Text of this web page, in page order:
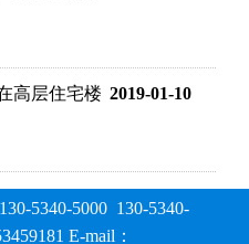
2019-01-10
高层住宅楼
5340-5000 130-5340-
E-mail：